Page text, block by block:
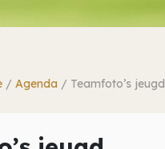
/ Agenda / Teamfoto’s jeugd